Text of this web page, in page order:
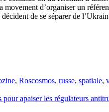
d’organiser un
de se séparer de
, Roscosmos, russe, spatiale,
apaiser les régulateurs